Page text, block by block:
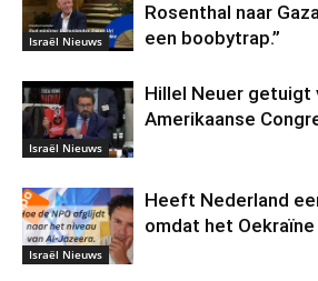
Israël Nieuws
Rosenthal naar
een boobytrap.”
Israël Nieuws
Hillel Neuer getuigt
Amerikaanse
Israël Nieuws
Heeft Nederland
omdat het